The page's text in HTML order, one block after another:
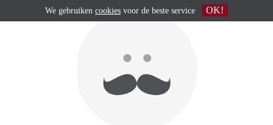
We gebruiken cookies voor de beste service OK!